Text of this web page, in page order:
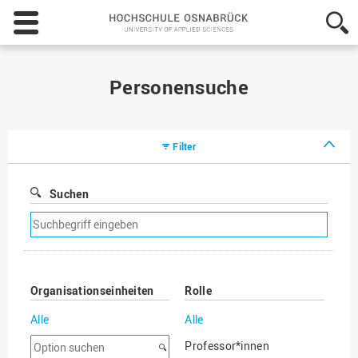
Hochschule
Osnabrück
-
Personensuche
Filter
Suchen
Suchfilter
entfernen
Organisationseinheiten
Alle
Option
Rolle
Alle
Professor*innen